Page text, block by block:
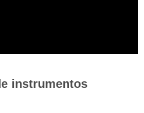
instrumentos